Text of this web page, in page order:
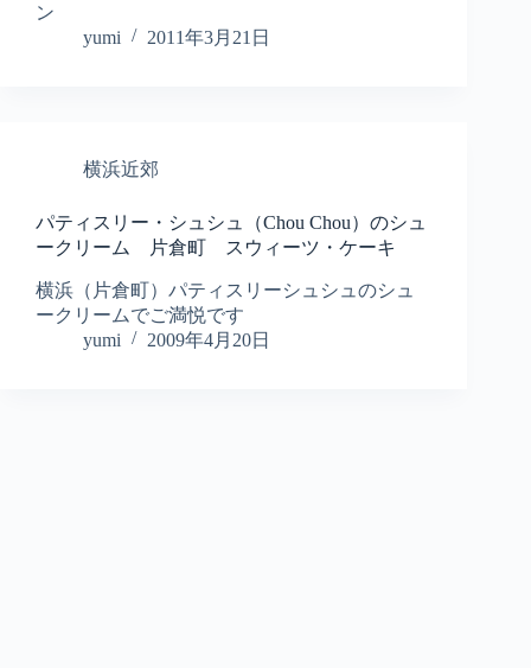
ン
yumi
2011年3月21日
横浜近郊
パティスリー・シュシュ（Chou Chou）のシュ
ークリーム 片倉町 スウィーツ・ケーキ
横浜（片倉町）パティスリーシュシュのシュ
ークリームでご満悦です
yumi
2009年4月20日